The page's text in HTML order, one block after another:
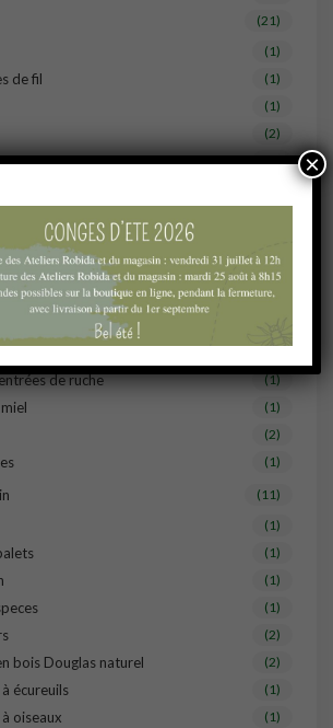
(21)
(1)
de fil (1)
(1)
(2)
(1)
(1)
de ruche (1)
de ruche (1)
(1)
(2)
(1)
(11)
(1)
(1)
(1)
(1)
(2)
bois Douglas naturel (2)
écureuils (1)
oiseaux (1)
×